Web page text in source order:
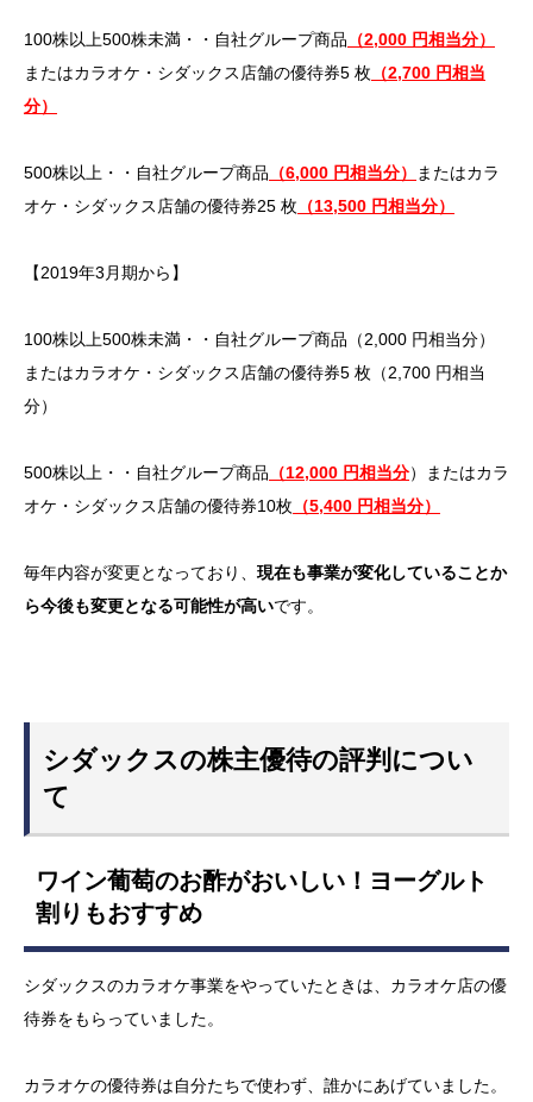
100株以上500株未満・・自社グループ商品 （2,000 円相当分）
またはカラオケ・シダックス店舗の優待券5 枚 （2,700 円相当
分）
500株以上・・自社グループ商品 （6,000 円相当分）
またはカラ
オケ・シダックス店舗の優待券25 枚 （13,500 円相当分）
【2019年3月期から】
100株以上500株未満・・自社グループ商品（2,000 円相当分）
またはカラオケ・シダックス店舗の優待券5 枚（2,700 円相当
分）
500株以上・・自社グループ商品 （12,000 円相当分）またはカラ
オケ・シダックス店舗の優待券10枚 （5,400 円相当分）
毎年内容が変更となっており、 現在も事業が変化していることか
ら今後も変更となる可能性が高いです。
シダックスの株主優待の評判につい
て
ワイン葡萄のお酢がおいしい！ヨーグルト
割りもおすすめ
シダックスのカラオケ事業をやっていたときは、カラオケ店の優
待券をもらっていました。
カラオケの優待券は自分たちで使わず、誰かにあげていました。